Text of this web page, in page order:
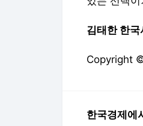
김태한 한
Copyright
한국경제에